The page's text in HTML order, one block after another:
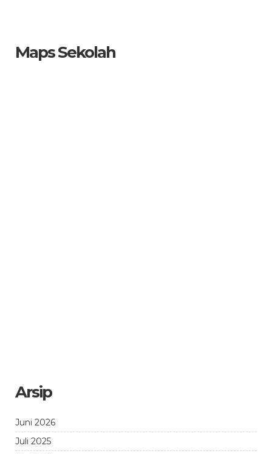
Maps Sekolah
Arsip
Juni 2026
Juli 2025